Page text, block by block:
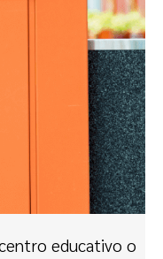
educativo o